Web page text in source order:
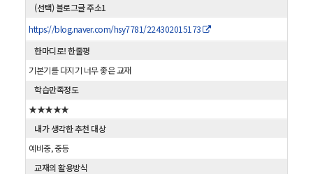
(선택) 블로그글 주소1
https://blog.naver.com/hsy7781/224302015173
한마디로! 한줄평
기본기를 다지기 너무 좋은 교재
학습만족정도
★★★★★
내가 생각한 추천 대상
예비중, 중등
교재의 활용방식